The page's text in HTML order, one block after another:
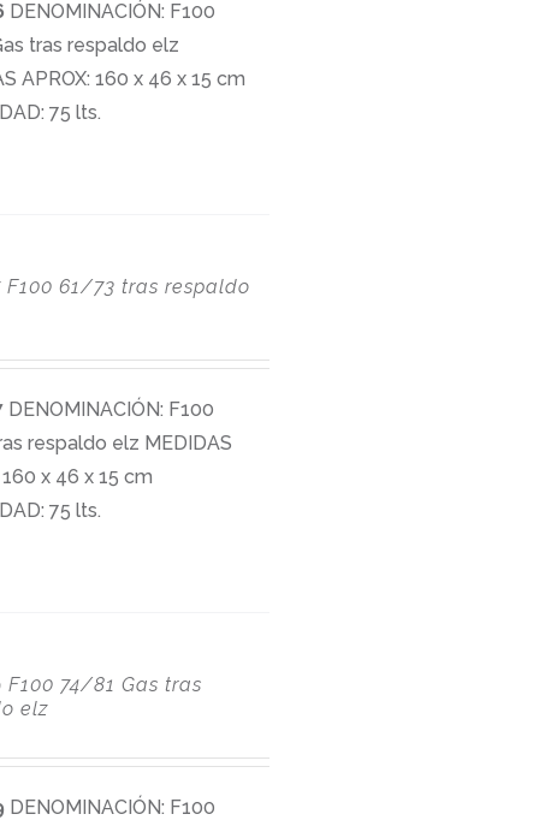
DENOMINACIÓN: F100
tras respaldo elz
APROX: 160 x 46 x 15 cm
75 lts.
F100 61/73 tras respaldo
DENOMINACIÓN: F100
respaldo elz MEDIDAS
160 x 46 x 15 cm
75 lts.
F100 74/81 Gas tras
elz
DENOMINACIÓN: F100